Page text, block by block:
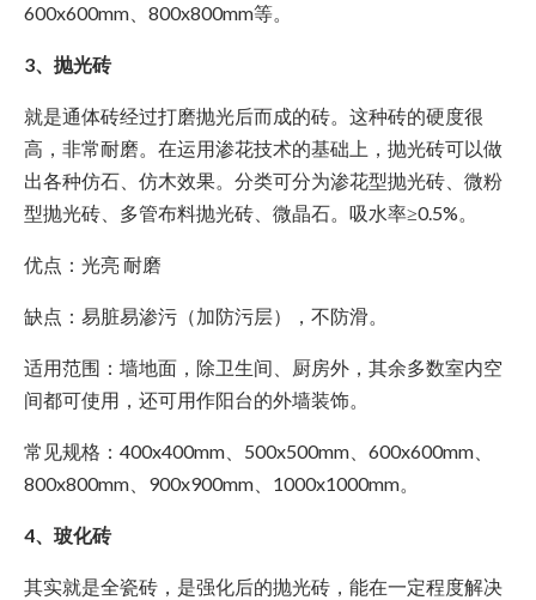
600x600mm、800x800mm等。
3、抛光砖
就是通体砖经过打磨抛光后而成的砖。这种砖的硬度很
高，非常耐磨。在运用渗花技术的基础上，抛光砖可以做
出各种仿石、仿木效果。分类可分为渗花型抛光砖、微粉
型抛光砖、多管布料抛光砖、微晶石。吸水率≥0.5%。
优点：光亮 耐磨
缺点：易脏易渗污（加防污层），不防滑。
适用范围：墙地面，除卫生间、厨房外，其余多数室内空
间都可使用，还可用作阳台的外墙装饰。
常见规格：400x400mm、500x500mm、600x600mm、
800x800mm、900x900mm、1000x1000mm。
4、玻化砖
其实就是全瓷砖，是强化后的抛光砖，能在一定程度解决